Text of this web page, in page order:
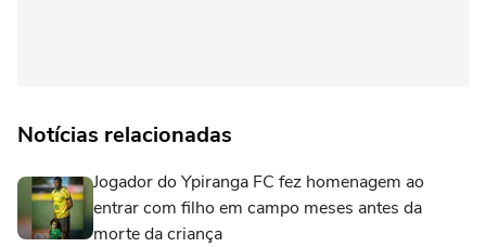
Notícias relacionadas
Jogador do Ypiranga FC fez homenagem ao
entrar com filho em campo meses antes da
morte da criança